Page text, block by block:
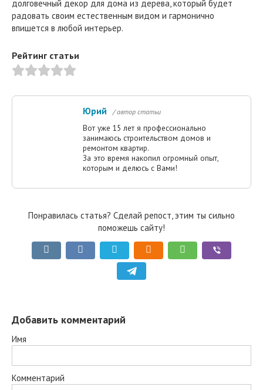
долговечный декор для дома из дерева, который будет
радовать своим естественным видом и гармонично
впишется в любой интерьер.
Рейтинг статьи
Юрий / автор статьи
Вот уже 15 лет я профессионально
занимаюсь строительством домов и
ремонтом квартир.
За это время накопил огромный опыт,
которым и делюсь с Вами!
Понравилась статья? Сделай репост, этим ты сильно
поможешь сайту!
Добавить комментарий
Имя
Комментарий